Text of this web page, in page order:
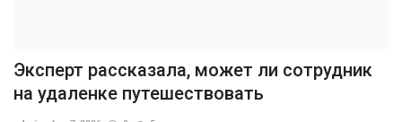
Эксперт рассказала, может ли сотрудник
на удаленке путешествовать